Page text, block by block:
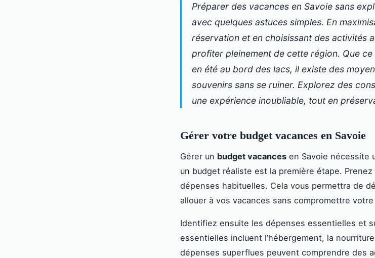
Préparer des vacances en Savoie sans
avec quelques astuces simples. En
réservation et en choisissant des activités
profiter pleinement de cette région. Que
en été au bord des lacs, il existe des
souvenirs sans se ruiner. Explorez des
une expérience inoubliable, tout en
Gérer votre budget vacances en Savoie
Gérer un budget vacances en Savoie nécessite
un budget réaliste est la première étape.
dépenses habituelles. Cela vous permettra de
allouer à vos vacances sans compromettre
Identifiez ensuite les dépenses essentielles et
essentielles incluent l’hébergement, la
dépenses superflues peuvent comprendre des